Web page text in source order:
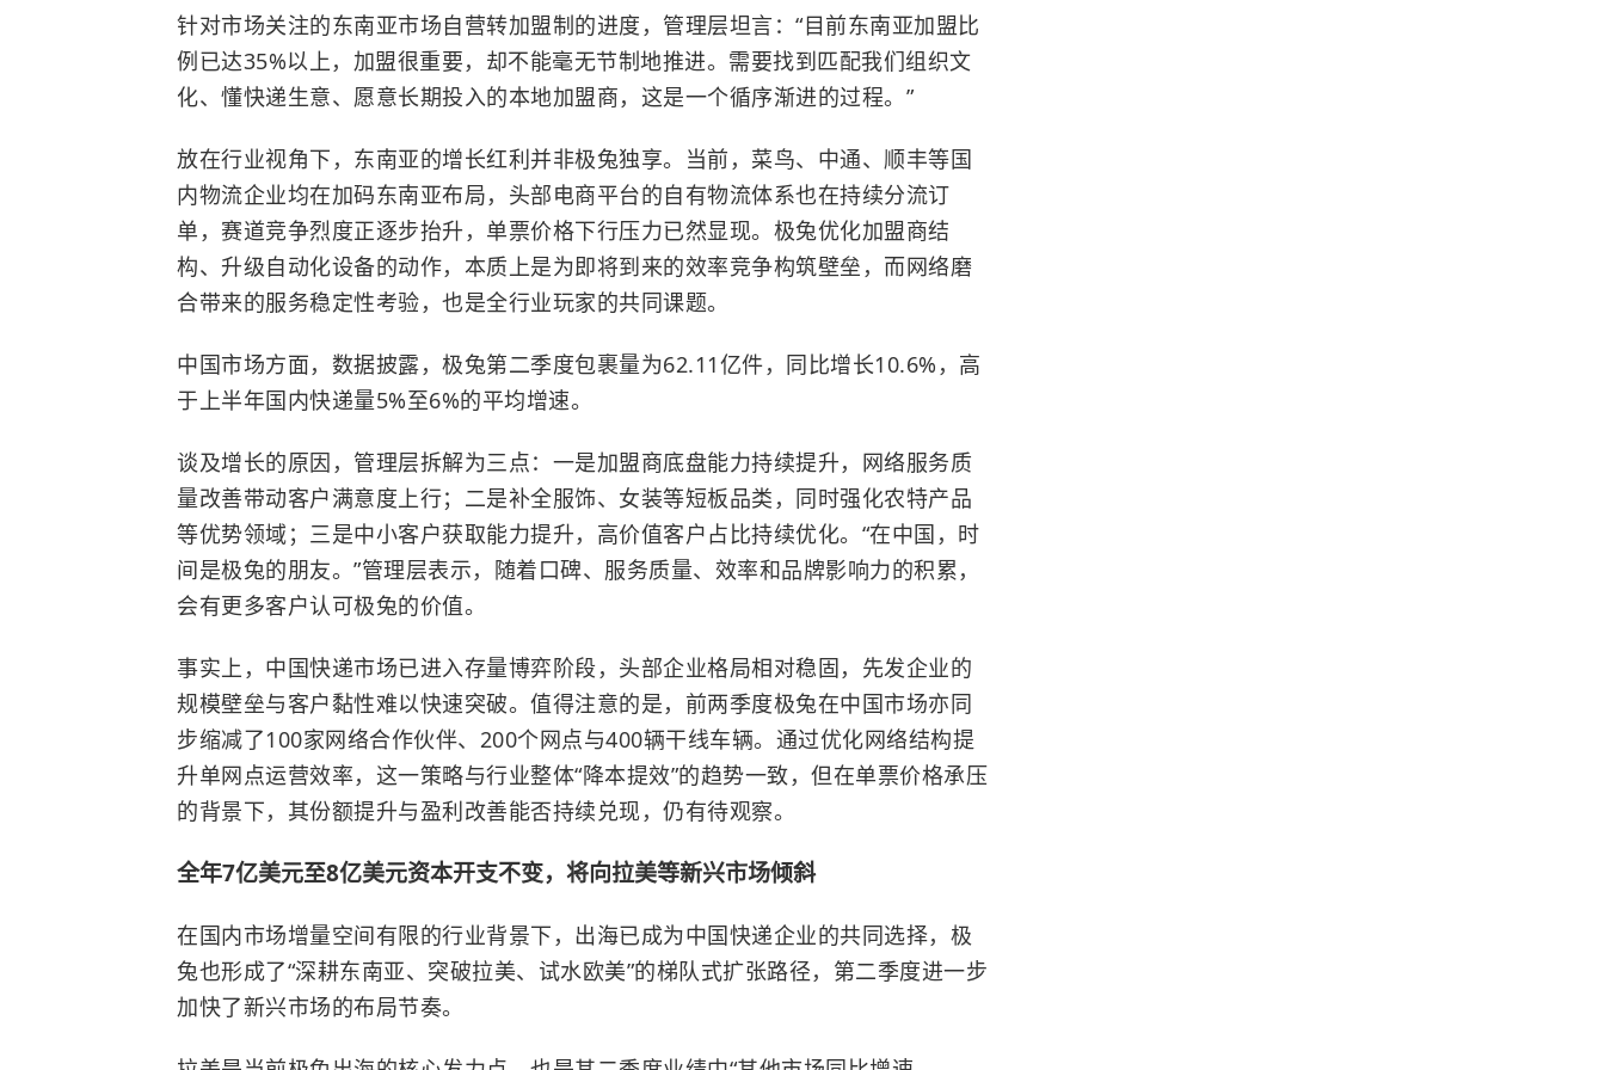
针对市场关注的东南亚市场自营转加盟制的进度，管理层坦言：“目前东南亚加盟比
例已达35%以上，加盟很重要，却不能毫无节制地推进。需要找到匹配我们组织文
化、懂快递生意、愿意长期投入的本地加盟商，这是一个循序渐进的过程。”
放在行业视角下，东南亚的增长红利并非极兔独享。当前，菜鸟、中通、顺丰等国
内物流企业均在加码东南亚布局，头部电商平台的自有物流体系也在持续分流订
单，赛道竞争烈度正逐步抬升，单票价格下行压力已然显现。极兔优化加盟商结
构、升级自动化设备的动作，本质上是为即将到来的效率竞争构筑壁垒，而网络磨
合带来的服务稳定性考验，也是全行业玩家的共同课题。
中国市场方面，数据披露，极兔第二季度包裹量为62.11亿件，同比增长10.6%，高
于上半年国内快递量5%至6%的平均增速。
谈及增长的原因，管理层拆解为三点：一是加盟商底盘能力持续提升，网络服务质
量改善带动客户满意度上行；二是补全服饰、女装等短板品类，同时强化农特产品
等优势领域；三是中小客户获取能力提升，高价值客户占比持续优化。“在中国，时
间是极兔的朋友。”管理层表示，随着口碑、服务质量、效率和品牌影响力的积累，
会有更多客户认可极兔的价值。
事实上，中国快递市场已进入存量博弈阶段，头部企业格局相对稳固，先发企业的
规模壁垒与客户黏性难以快速突破。值得注意的是，前两季度极兔在中国市场亦同
步缩减了100家网络合作伙伴、200个网点与400辆干线车辆。通过优化网络结构提
升单网点运营效率，这一策略与行业整体“降本提效”的趋势一致，但在单票价格承压
的背景下，其份额提升与盈利改善能否持续兑现，仍有待观察。
全年7亿美元至8亿美元资本开支不变，将向拉美等新兴市场倾斜
在国内市场增量空间有限的行业背景下，出海已成为中国快递企业的共同选择，极
兔也形成了“深耕东南亚、突破拉美、试水欧美”的梯队式扩张路径，第二季度进一步
加快了新兴市场的布局节奏。